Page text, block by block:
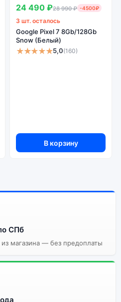
24 490 ₽28 990 ₽ -4500₽
3 шт. осталось
Google Pixel 7 8Gb/128Gb
Snow (Белый)
★★★★★5,0(160)
В корзину
СПб
магазина — без предоплаты